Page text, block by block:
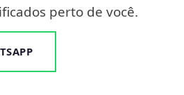
perto de você.